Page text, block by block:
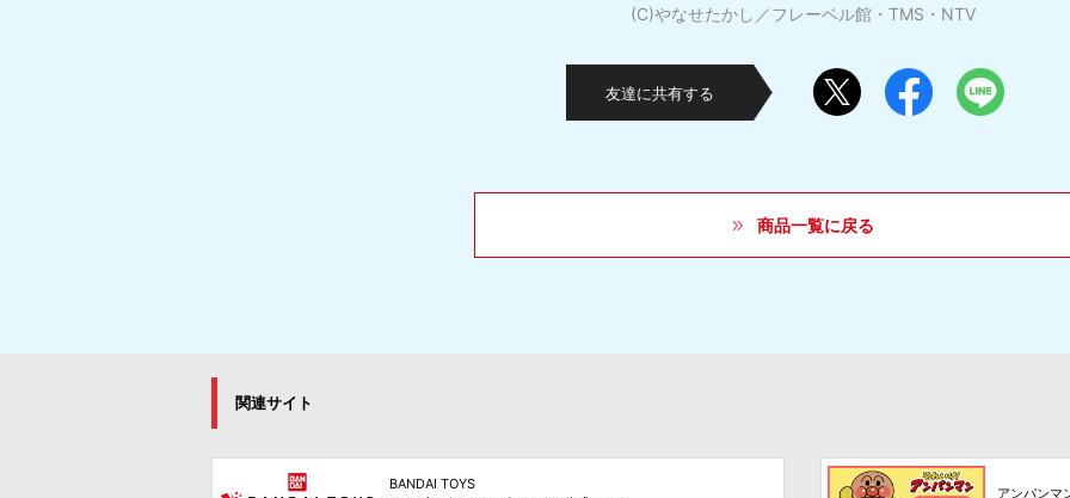
(C)やなせたかし／フレーベル館・TMS・NTV
友達に共有する
商品一覧に戻る
関連サイト
BANDAI TOYS
アンパンマ